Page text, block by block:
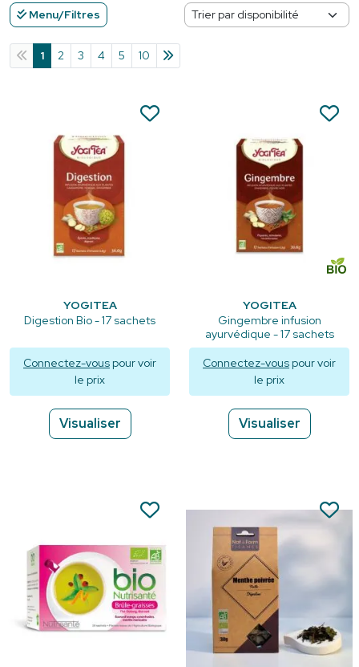
Menu/Filtres
1 2 3 4 5 10
YOGITEA
Digestion Bio - 17 sachets
Connectez-vous pour voir
le prix
Visualiser
YOGITEA
Gingembre infusion
ayurvédique - 17 sachets
Connectez-vous pour voir
le prix
Visualiser